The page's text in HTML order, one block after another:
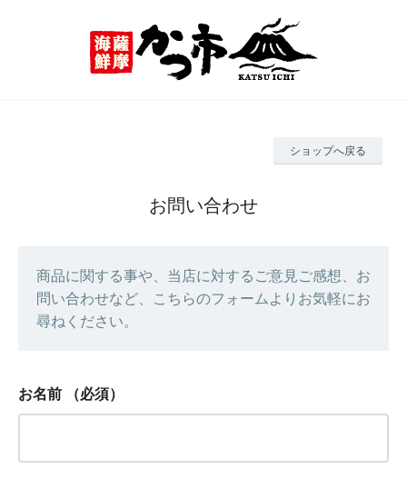
ショップへ戻る
お問い合わせ
商品に関する事や、当店に対するご意見ご感想、お
問い合わせなど、こちらのフォームよりお気軽にお
尋ねください。
お名前 （必須）